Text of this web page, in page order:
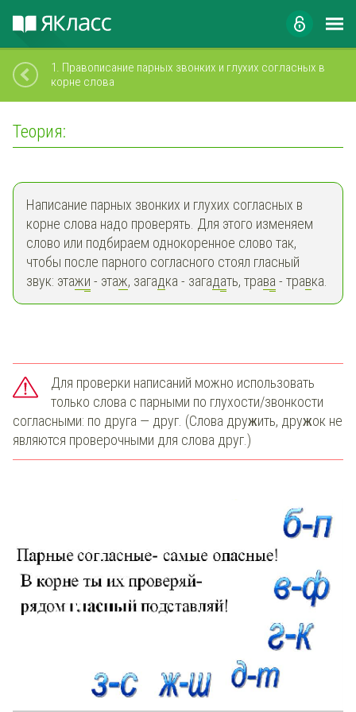
1. Правописание парных звонких и глухих согласных в
корне слова
Теория:
Написание парных звонких и глухих согласных в
корне слова надо проверять. Для этого изменяем
слово или подбираем однокоренное слово так,
чтобы после парного согласного стоял гласный
звук: этажи - этаж, загадка - загадать, трава - травка.
Для проверки написаний можно использовать
только слова с парными по глухости/звонкости
согласными: по друга — друг. (Слова дружить, дружок не
являются проверочными для слова друг.)